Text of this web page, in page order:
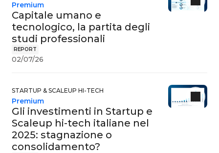
REPORT
Capitale umano e
tecnologico, la partita degli
studi professionali
Premium
02/07/26
STARTUP & SCALEUP HI-TECH
Gli investimenti in Startup e
Scaleup hi-tech italiane nel
2025: stagnazione o
consolidamento?
Premium